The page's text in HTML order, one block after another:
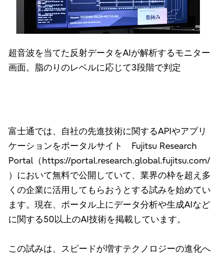
超音波を当てた反射データをAIが解析するモニター
画面。脂のりのレベルに応じて3段階で判定
富士通では、自社の先進技術に関するAPIやアプリ
ケーションをポータルサイト Fujitsu Research
Portal（https://portal.research.global.fujitsu.com/
）において無料で公開していて、業界の枠を超え多
くの企業に活用してもらおうとする試みを始めてい
ます。現在、ポータル上にデータ分析や生成AIなど
に関する50以上のAI技術を掲載しています。
この試みは、スピードが増すテクノロジーの進化へ